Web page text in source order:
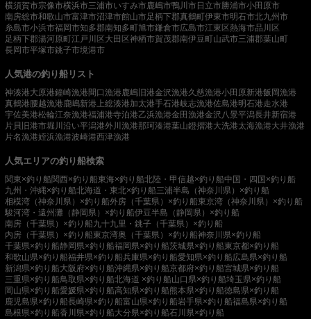
横須賀市宗像市横浜市三浦市いすみ市鹿嶋市鴨川市 日立市勝浦市小田原市
南房総市和歌山市富津市沼津市館山市足柄下郡真鶴町伊東市明石市北九州市
糸島市小浜市福岡市知多郡南知多町旭市鎌倉市広島市江東区熱海市品川区
足柄下郡湯河原町江戸川区 大田区神栖市賀茂郡南伊豆町山武市三浦郡葉山町
長岡市平塚市銚子市境港市
人気港の釣り船リスト
神湊港大原港鐘崎漁港 間口漁港鹿嶋旧港金沢漁港久慈漁港小田原新港飯岡漁港
真鶴港 腰越漁港鹿嶋新港 上総湊港加太港手石港岐志漁港佐島港明石港走水港
宇佐美港松輪江奈漁港福浦港寺泊港乙浜漁港金田漁港金沢八景平潟長井新宿港
片貝旧港市堀川沿い平潟港外川漁港那珂湊港葉山鐙摺港大洗港太海漁港大井漁港
片名漁港姪浜漁港波崎港西津漁港
人気エリアの釣り船検索
関東×釣り船関西×釣り船東海×釣り船北陸・甲信越×釣り船中国・四国×釣り船
九州・沖縄×釣り船北海道・東北×釣り船三浦半島（神奈川県）×釣り船
相模湾（神奈川県）×釣り船外房（千葉県）×釣り船東京湾（神奈川県）×釣り船
駿河湾・遠州灘（静岡県）×釣り船伊豆半島（静岡県）×釣り船
南房（千葉県）×釣り船九十九里・銚子（千葉県）×釣り船
内房（千葉県）×釣り船東京湾奥（千葉県）×釣り船神奈川県×釣り船
千葉県×釣り船静岡県×釣り船福岡県×釣り船茨城県×釣り船東京都×釣り船
和歌山県×釣り船福井県×釣り船兵庫県×釣り船愛知県×釣り船広島県×釣り船
新潟県×釣り船大阪府×釣り船沖縄県×釣り船京都府×釣り船宮城県×釣り船
三重県×釣り船鳥取県×釣り船北海道 ×釣り船山口県×釣り船埼玉県×釣り船
岡山県×釣り船愛媛県×釣り船高知県×釣り船熊本県×釣り船徳島県×釣り船
鹿児島県×釣り船長崎県×釣り船富山県×釣り船岩手県×釣り船福島県×釣り船
島根県×釣り船香川県×釣り船大分県×釣り船石川県×釣り船